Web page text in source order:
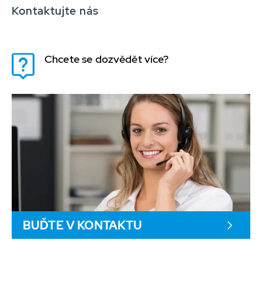
Kontaktujte nás
Chcete se dozvědět více?
BUĎTE V KONTAKTU